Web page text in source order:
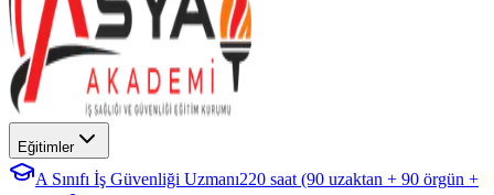
Eğitimler
A Sınıfı İş Güvenliği Uzmanı220 saat (90 uzaktan + 90 örgün +